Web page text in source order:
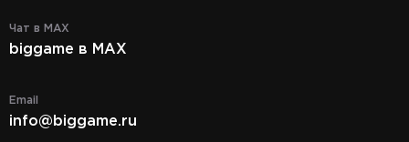
Чат в MAX
biggame в MAX
Email
info@biggame.ru